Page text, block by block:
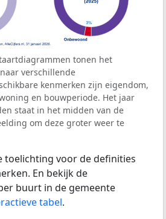
tonen het
verschillende
kenmerken zijn eigendom,
en bouwperiode. Het jaar
staat in het midden van de
om deze groter weer te
toelichting voor de definities
En bekijk de
buurt in de gemeente
tabel.